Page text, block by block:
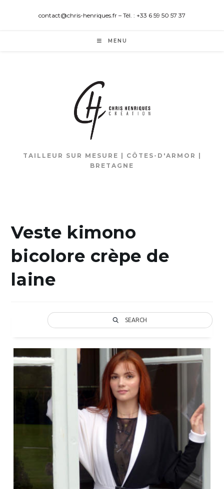
contact@chris-henriques.fr – Tél. : +33 6 59 50 57 37
MENU
TAILLEUR SUR MESURE | CÔTES-D'ARMOR |
BRETAGNE
Veste kimono
bicolore crèpe de
laine
SEARCH